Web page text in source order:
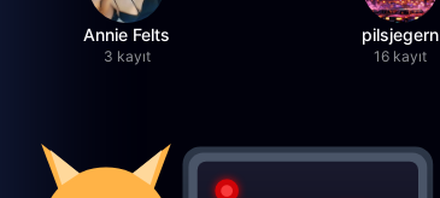
Annie Felts
3 kayıt
pilsjegern
16 kayıt